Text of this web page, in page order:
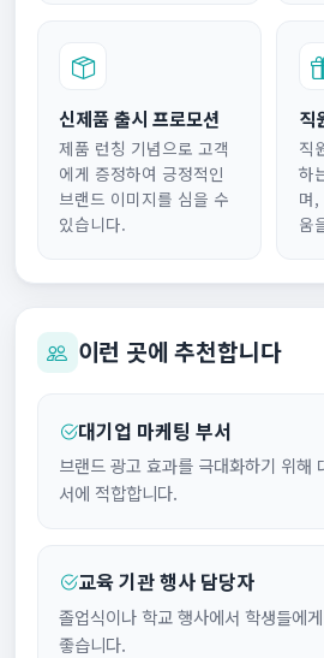
신제품 출시 프로모션
제품 런칭 기념으로 고객
에게 증정하여 긍정적인
브랜드 이미지를 심을 수
있습니다.
직
직
하
며
움
이런 곳에 추천합니다
대기업 마케팅 부서
브랜드 광고 효과를 극대화하기 위해
서에 적합합니다.
교육 기관 행사 담당자
졸업식이나 학교 행사에서 학생들에
좋습니다.